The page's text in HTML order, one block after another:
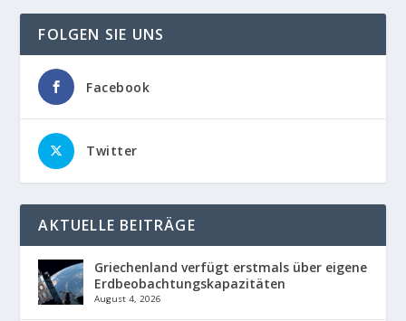
FOLGEN SIE UNS
Facebook
Twitter
AKTUELLE BEITRÄGE
Griechenland verfügt erstmals über eigene
Erdbeobachtungskapazitäten
August 4, 2026